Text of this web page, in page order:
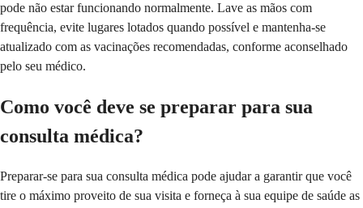
pode não estar funcionando normalmente. Lave as mãos com
frequência, evite lugares lotados quando possível e mantenha-se
atualizado com as vacinações recomendadas, conforme aconselhado
pelo seu médico.
Como você deve se preparar para sua
consulta médica?
Preparar-se para sua consulta médica pode ajudar a garantir que você
tire o máximo proveito de sua visita e forneça à sua equipe de saúde as